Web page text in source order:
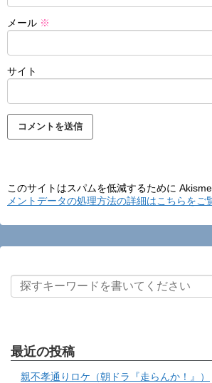
メール ※
サイト
このサイトはスパムを低減するために
メントデータの処理方法の詳細はこちらをご
最近の投稿
親不孝通りロケ（朝ドラ『走らんか！』）